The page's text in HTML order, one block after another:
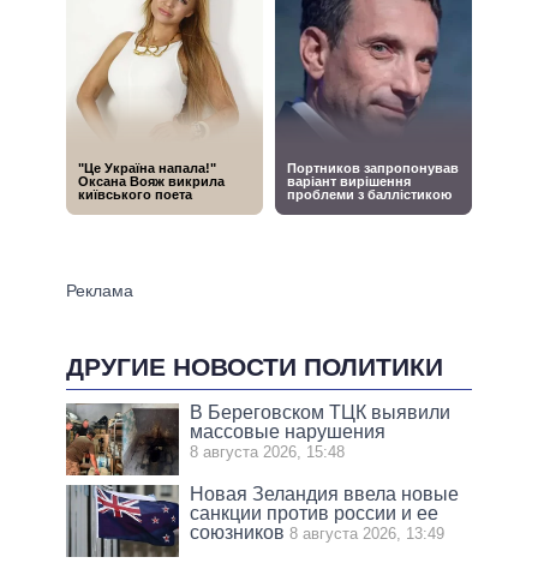
ДРУГИЕ НОВОСТИ ПОЛИТИКИ
В Береговском ТЦК выявили
массовые нарушения
8 августа 2026, 15:48
Новая Зеландия ввела новые
санкции против россии и ее
союзников 8 августа 2026, 13:49